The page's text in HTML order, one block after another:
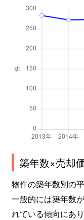
築年数×売却
物件の築年数別の
一般的には築年数
れている傾向にあ